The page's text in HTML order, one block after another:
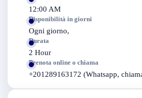
12:00 AM
Disponibilità in giorni
Ogni giorno,
Durata
2 Hour
Prenota online o chiama
+201289163172 (Whatsapp,